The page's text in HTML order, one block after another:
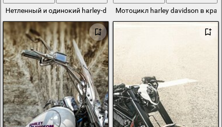
Нетленный и одинокий harley-davidson в сером поле
Мотоцикл harley davidson в